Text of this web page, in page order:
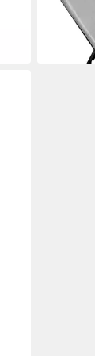
ab
in 2-3